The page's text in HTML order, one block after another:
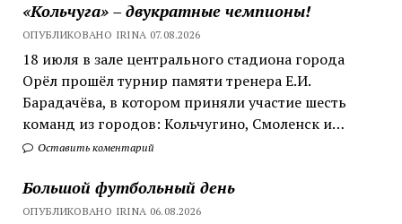
«Кольчуга» – двукратные чемпионы!
ОПУБЛИКОВАНО IRINA 07.08.2026
18 июля в зале центрального стадиона города
Орёл прошёл турнир памяти тренера Е.И.
Барадачёва, в котором приняли участие шесть
команд из городов: Кольчугино, Смоленск и…
Оставить коментарий
Большой футбольный день
ОПУБЛИКОВАНО IRINA 06.08.2026